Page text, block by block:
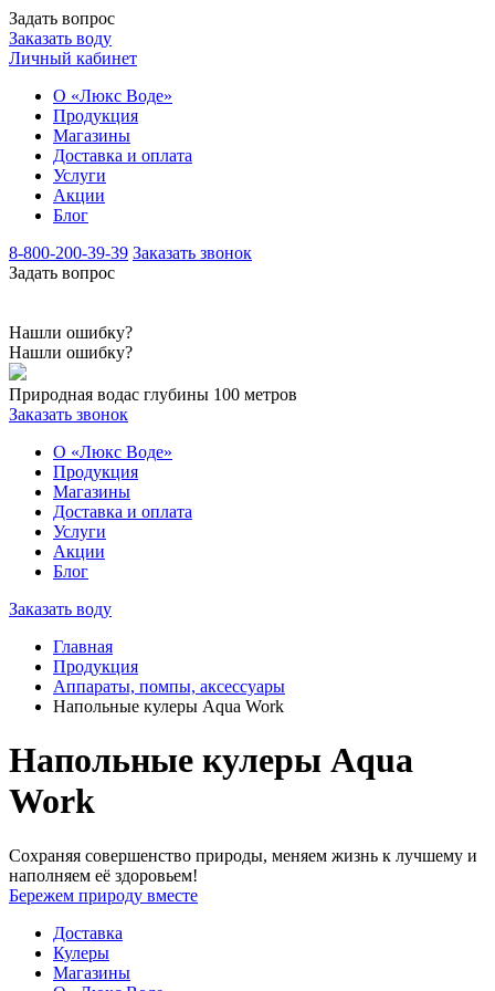
Задать вопрос
Заказать воду
Личный кабинет
О «Люкс Воде»
Продукция
Магазины
Доставка и оплата
Услуги
Акции
Блог
8-800-200-39-39 Заказать звонок
Задать вопрос
Нашли ошибку?
Нашли ошибку?
Природная водас глубины 100 метров
Заказать звонок
О «Люкс Воде»
Продукция
Магазины
Доставка и оплата
Услуги
Акции
Блог
Заказать воду
Главная
Продукция
Аппараты, помпы, аксессуары
Напольные кулеры Aqua Work
Напольные кулеры Aqua
Work
Сохраняя совершенство природы, меняем жизнь к лучшему и
наполняем её здоровьем!
Бережем природу вместе
Доставка
Кулеры
Магазины